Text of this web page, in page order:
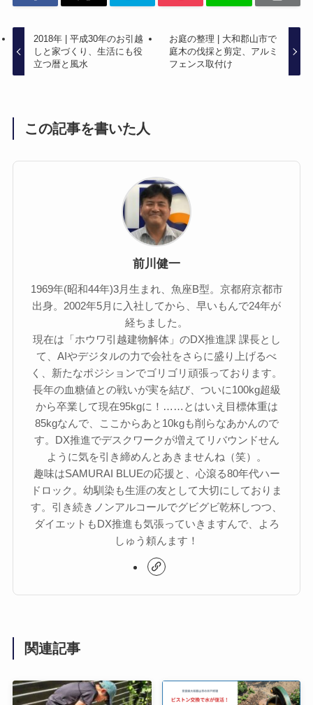
2018年 | 平成30年のお引越
しと家づくり、生活にも役
立つ暦と風水
お庭の整理 | 大和郡山市で
庭木の伐採と剪定、アルミ
フェンス取付け
この記事を書いた人
前川健一
1969年(昭和44年)3月生まれ、魚座B型。京都府京都市
出身。2002年5月に入社してから、早いもんで24年が
経ちました。
現在は「ホウワ引越建物解体」のDX推進課 課長とし
て、AIやデジタルの力で会社をさらに盛り上げるべ
く、新たなポジションでゴリゴリ頑張っております。
長年の血糖値との戦いが実を結び、ついに100kg超級
から卒業して現在95kgに！……とはいえ目標体重は
85kgなんで、ここからあと10kgも削らなあかんので
す。DX推進でデスクワークが増えてリバウンドせん
ように気を引き締めんとあきませんね（笑）。
趣味はSAMURAI BLUEの応援と、心滾る80年代ハー
ドロック。幼馴染も生涯の友として大切にしておりま
す。引き続きノンアルコールでグビグビ乾杯しつつ、
ダイエットもDX推進も気張っていきますんで、よろ
しゅう頼んます！
関連記事